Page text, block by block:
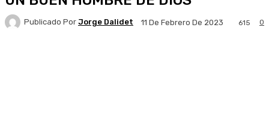
Publicado Por Jorge Dalidet 11 De Febrero De 2023 0
615